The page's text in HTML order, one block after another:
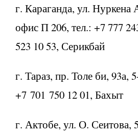
г. Караганда, ул. Нуркена
офис П 206, тел.: +7 777
523 10 53, Серикбай
г. Тараз, пр. Толе би, 93а,
+7 701 750 12 01, Бахыт
г. Актобе, ул. О. Сеитова,